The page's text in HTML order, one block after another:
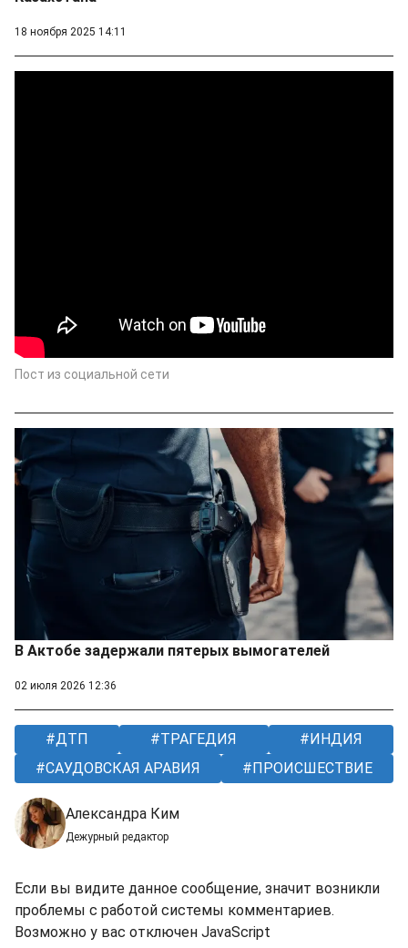
18 ноября 2025 14:11
Пост из социальной сети
В Актобе задержали пятерых вымогателей
02 июля 2026 12:36
ДТП ТРАГЕДИЯ
ИНДИЯ
САУДОВСКАЯ АРАВИЯ
ПРОИСШЕСТВИЕ
Александра Ким
Дежурный редактор
Если вы видите данное сообщение, значит возникли
проблемы с работой системы комментариев.
Возможно у вас отключен JavaScript